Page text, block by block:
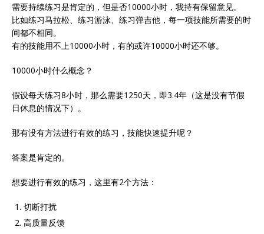
需要持续练习是肯定的，但是否10000小时，我持有保留意见。
比如练习马拉松、练习游泳、练习弹吉他，每一项技能所需要的时
间都不相同。
有的技能用不上10000小时，有的或许10000小时还不够。
10000小时什么概念？
假设每天练习8小时，那么需要1250天，即3.4年（这是没有节假
日休息的情况下）。
那有没有方法进行有效的练习，技能快速提升呢？
答案是肯定的。
想要进行有效的练习，这里有2个方法：
切断打扰
高质量反馈